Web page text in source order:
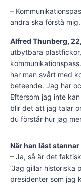
–
andra ska förstå
Alfred Thunberg,
utbytbara
har man svårt med
beteende. Jag har
Eftersom jag inte
blir det att jag talar
du förstår hur jag
När han läst stannar
– Ja, så är det
”Jag gillar historiska
presidenter som jag